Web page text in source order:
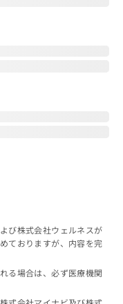
び株式会社ウェルネスが
ておりますが、内容を完
る場合は、必ず医療機関